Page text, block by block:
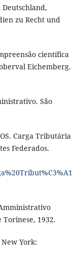
zu Recht und
científica
Eichemberg.
São
Carga Tributária
Federados.
1932.
York: